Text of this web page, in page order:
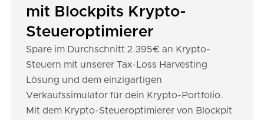
mit Blockpits Krypto-
Steueroptimierer
Spare im Durchschnitt 2.395€ an Krypto-
Steuern mit unserer Tax-Loss Harvesting
Lösung und dem einzigartigen
Verkaufssimulator für dein Krypto-Portfolio.
Mit dem Krypto-Steueroptimierer von Blockpit